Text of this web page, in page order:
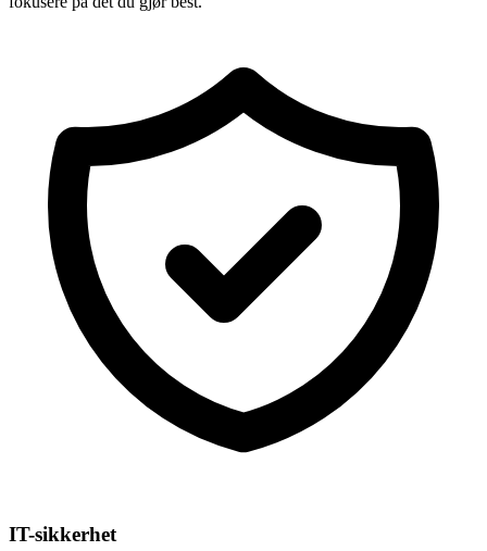
IT-sikkerhet